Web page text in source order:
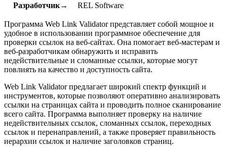
Разработчик→
REL Software
Программа Web Link Validator представляет собой мощное и
удобное в использовании программное обеспечение для
проверки ссылок на веб-сайтах. Она помогает веб-мастерам и
веб-разработчикам обнаружить и исправить
недействительные и сломанные ссылки, которые могут
повлиять на качество и доступность сайта.
Web Link Validator предлагает широкий спектр функций и
инструментов, которые позволяют оперативно анализировать
ссылки на страницах сайта и проводить полное сканирование
всего сайта. Программа выполняет проверку на наличие
недействительных ссылок, сломанных ссылок, переходных
ссылок и перенаправлений, а также проверяет правильность
иерархии ссылок и наличие заголовков страниц.